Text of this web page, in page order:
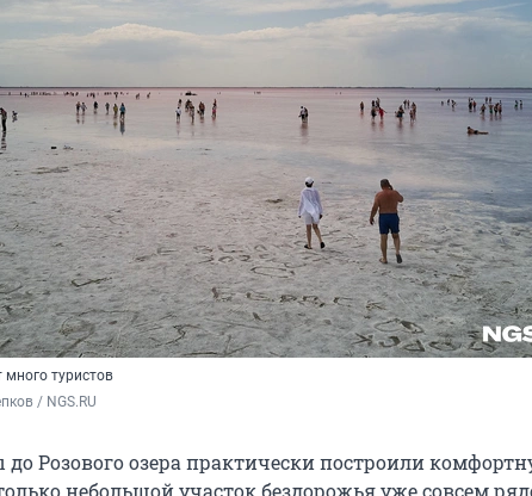
много туристов
/ NGS.RU
до Розового озера практически построили
небольшой участок бездорожья уже совсем